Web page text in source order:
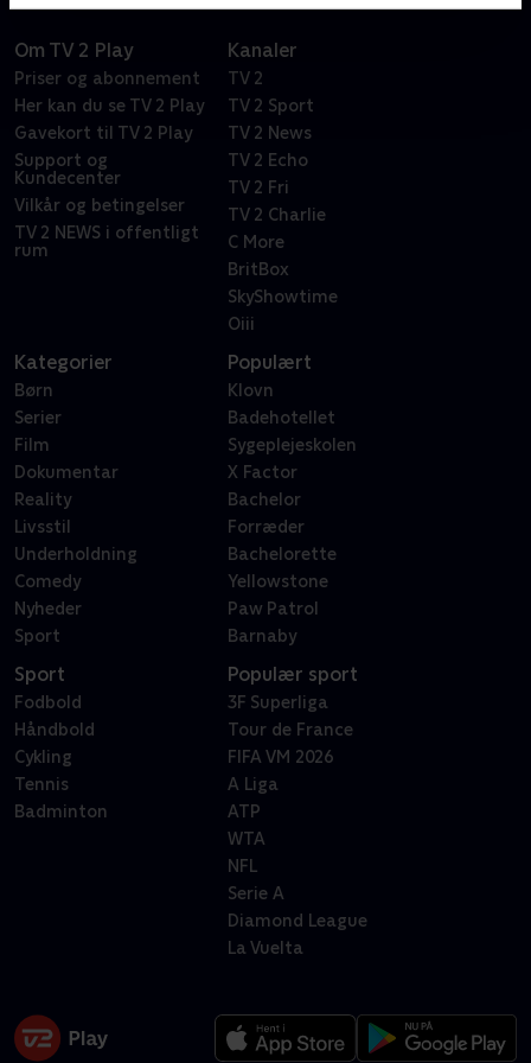
Om TV 2 Play
Priser og abonnement
Her kan du se TV 2 Play
Gavekort til TV 2 Play
Support og
Kundecenter
Vilkår og betingelser
TV 2 NEWS i offentligt
rum
Kanaler
TV 2
TV 2 Sport
TV 2 News
TV 2 Echo
TV 2 Fri
TV 2 Charlie
C More
BritBox
SkyShowtime
Oiii
Kategorier
Børn
Serier
Film
Dokumentar
Reality
Livsstil
Underholdning
Comedy
Nyheder
Sport
Populært
Klovn
Badehotellet
Sygeplejeskolen
X Factor
Bachelor
Forræder
Bachelorette
Yellowstone
Paw Patrol
Barnaby
Sport
Fodbold
Håndbold
Cykling
Tennis
Badminton
Populær sport
3F Superliga
Tour de France
FIFA VM 2026
A Liga
ATP
WTA
NFL
Serie A
Diamond League
La Vuelta